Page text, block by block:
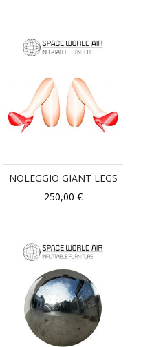
NOLEGGIO GIANT LEGS
250,00 €